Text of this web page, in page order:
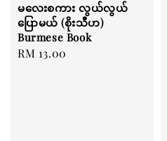
မလေးစကား လွယ်လွယ်
ပြောမယ် (စိုးသီဟ)
Burmese Book
Regular
RM 13.00